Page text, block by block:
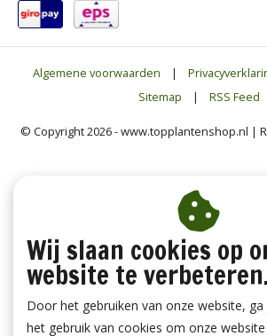
Algemene voorwaarden |
Sitemap
| RSS Feed
© Copyright 2026 - www.topplantenshop.nl |
Wij slaan cookies op
website te verbeteren.
Door het gebruiken van onze website,
het gebruik van cookies om onze